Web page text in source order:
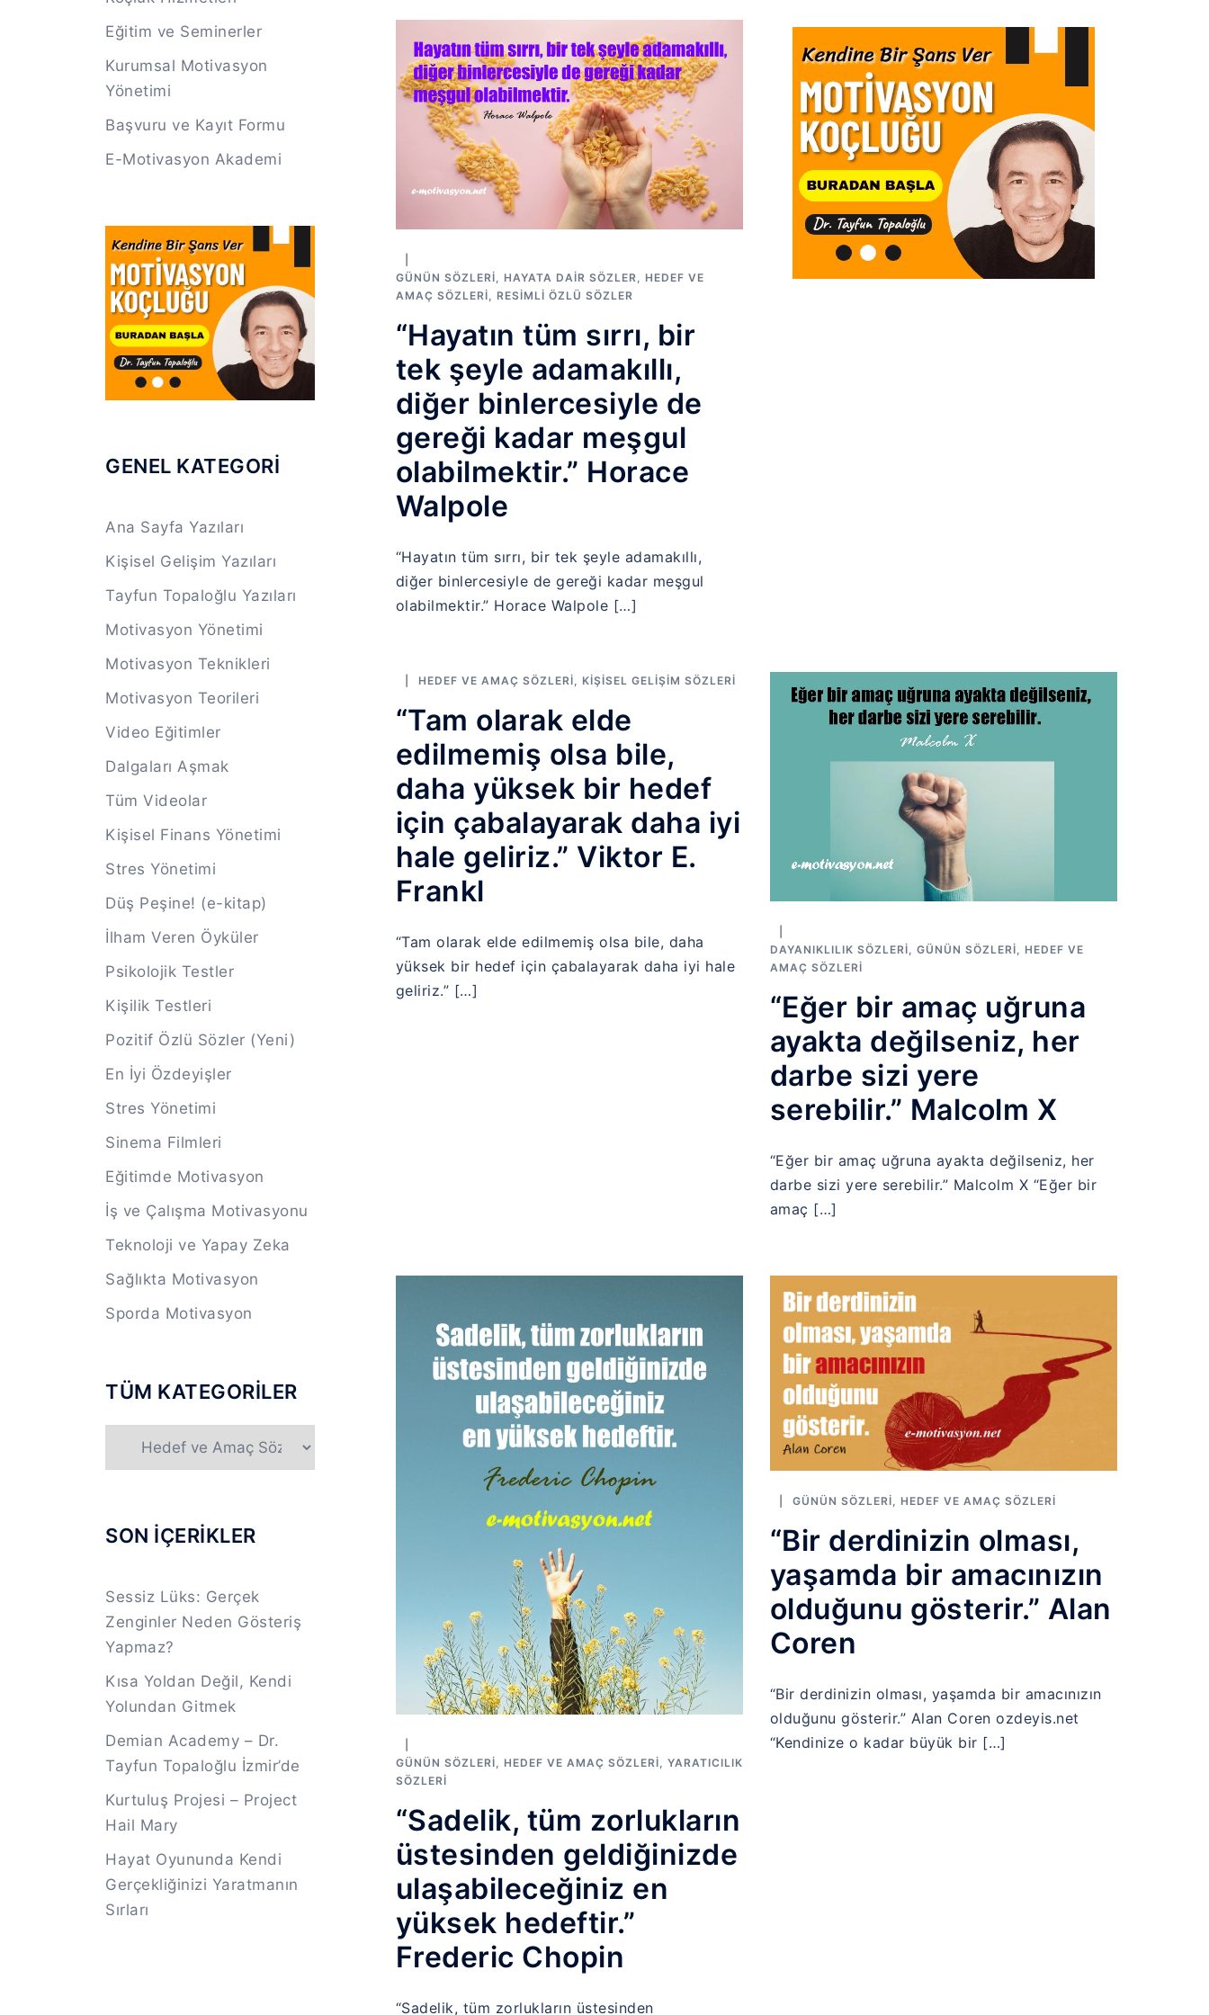
GÜNÜN SÖZLERI HAYATA DAIR SÖZLER
HEDEF VE
AMAÇ SÖZLERI
RESIMLI ÖZLÜ SÖZLER
“Hayatın tüm sırrı, bir
tek şeyle adamakıllı,
diğer binlercesiyle de
gereği kadar meşgul
olabilmektir.” Horace
Walpole
“Hayatın tüm sırrı, bir tek şeyle adamakıllı,
diğer binlercesiyle de gereği kadar meşgul
olabilmektir.” Horace Walpole […]
HEDEF VE AMAÇ SÖZLERI KIŞISEL GELIŞIM SÖZLERI
“Tam olarak elde
edilmemiş olsa bile,
daha yüksek bir hedef
için çabalayarak daha iyi
hale geliriz.” Viktor E.
Frankl
“Tam olarak elde edilmemiş olsa bile, daha
yüksek bir hedef için çabalayarak daha iyi hale
geliriz.” […]
DAYANIKLILIK SÖZLERI, GÜNÜN SÖZLERI, HEDEF VE
AMAÇ SÖZLERI
“Eğer bir amaç uğruna
ayakta değilseniz, her
darbe sizi yere
serebilir.” Malcolm X
“Eğer bir amaç uğruna ayakta değilseniz, her
darbe sizi yere serebilir.” Malcolm X “Eğer bir
amaç […]
GÜNÜN SÖZLERI, HEDEF VE AMAÇ SÖZLERI, YARATICILIK
SÖZLERI
“Sadelik, tüm zorlukların
üstesinden geldiğinizde
ulaşabileceğiniz en
yüksek hedeftir.”
Frederic Chopin
“Sadelik, tüm zorlukların üstesinden
GÜNÜN SÖZLERI, HEDEF VE AMAÇ SÖZLERI
“Bir derdinizin olması,
yaşamda bir amacınızın
olduğunu gösterir.” Alan
Coren
“Bir derdinizin olması, yaşamda bir amacınızın
olduğunu gösterir.” Alan Coren ozdeyis.net
“Kendinize o kadar büyük bir […]
Eğitim ve Seminerler
Kurumsal Motivasyon
Yönetimi
Başvuru ve Kayıt Formu
E-Motivasyon Akademi
GENEL KATEGORİ
Ana Sayfa Yazıları
Kişisel Gelişim Yazıları
Tayfun Topaloğlu Yazıları
Motivasyon Yönetimi
Motivasyon Teknikleri
Motivasyon Teorileri
Video Eğitimler
Dalgaları Aşmak
Tüm Videolar
Kişisel Finans Yönetimi
Stres Yönetimi
Düş Peşine! (e-kitap)
İlham Veren Öyküler
Psikolojik Testler
Kişilik Testleri
Pozitif Özlü Sözler (Yeni)
En İyi Özdeyişler
Stres Yönetimi
Sinema Filmleri
Eğitimde Motivasyon
İş ve Çalışma Motivasyonu
Teknoloji ve Yapay Zeka
Sağlıkta Motivasyon
Sporda Motivasyon
TÜM KATEGORİLER
SON İÇERİKLER
Sessiz Lüks: Gerçek
Zenginler Neden Gösteriş
Yapmaz?
Kısa Yoldan Değil, Kendi
Yolundan Gitmek
Demian Academy – Dr.
Tayfun Topaloğlu İzmir’de
Kurtuluş Projesi – Project
Hail Mary
Hayat Oyununda Kendi
Gerçekliğinizi Yaratmanın
Sırları